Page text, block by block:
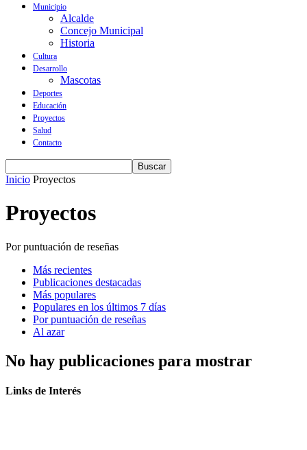
Municipio
Alcalde
Concejo Municipal
Historia
Cultura
Desarrollo
Mascotas
Deportes
Educación
Proyectos
Salud
Contacto
Inicio Proyectos
Proyectos
Por puntuación de reseñas
Más recientes
Publicaciones destacadas
Más populares
Populares en los últimos 7 días
Por puntuación de reseñas
Al azar
No hay publicaciones para mostrar
Links de Interés